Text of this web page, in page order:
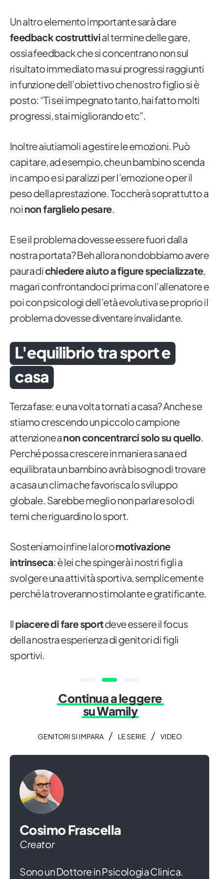
Un altro elemento importante sarà dare
feedback costruttivial termine delle gare,
ossia feedback che si concentrano non sul
risultato immediato ma sui progressi raggiunti
in funzione dell’obiettivo che nostro figlio si è
posto: “Ti sei impegnato tanto, hai fatto molti
progressi, stai migliorando etc”.
Inoltre aiutiamoli a gestire le emozioni. Può
capitare, ad esempio, che un bambino scenda
in campo e si paralizzi per l’emozione o per il
peso della prestazione. Toccherà soprattutto a
noi non farglielo pesare.
E se il problema dovesse essere fuori dalla
nostra portata? Beh allora non dobbiamo avere
paura dichiedere aiuto a figure specializzate,
magari confrontandoci prima con l’allenatore e
poi con psicologi dell’età evolutiva se proprio il
problema dovesse diventare invalidante.
L'equilibrio tra sport e
casa
Terza fase: e una volta tornati a casa? Anche se
stiamo crescendo un piccolo campione
attenzione anon concentrarci solo su quello.
Perché possa crescere in maniera sana ed
equilibrata un bambino avrà bisogno di trovare
a casa un clima che favorisca lo sviluppo
globale. Sarebbe meglio non parlare solo di
temi che riguardino lo sport.
Sosteniamo infine la loromotivazione
intrinseca: è lei che spingerà i nostri figli a
svolgere una attività sportiva, semplicemente
perché la troveranno stimolante e gratificante.
Il piacere di fare sportdeve essere il focus
della nostra esperienza di genitori di figli
sportivi.
Continua a leggere
su Wamily
GENITORI SI IMPARA / LE SERIE / VIDEO
Cosimo Frascella
Creator
Sono un Dottore in Psicologia Clinica.